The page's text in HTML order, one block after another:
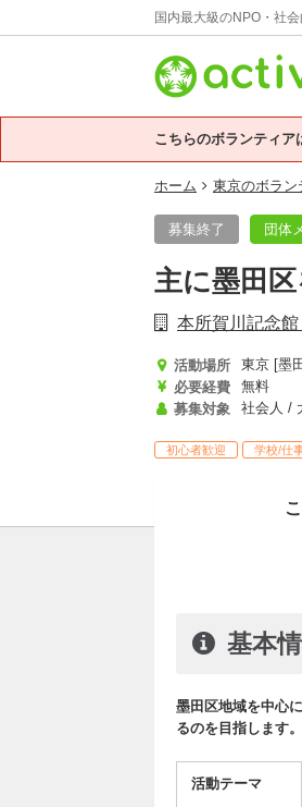
国内最大級のNPO・社
こちらのボランティア
ホーム 東京のボラン
募集終了 団体
主に墨田
本所賀川記念
活動場所
東京 [墨
必要経費
無料
募集対象
初心者歓迎 学校/仕
基本
墨田区地域を中心
るのを目指します
活動テーマ